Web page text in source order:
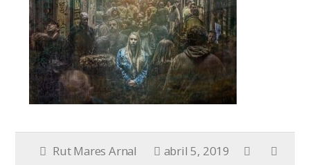
Rut Mares Arnal
abril 5, 2019